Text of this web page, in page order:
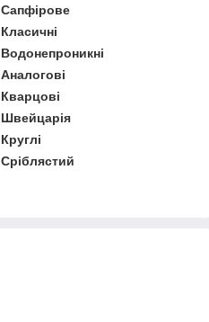
Сапфірове
Класичні
Водонепроникні
Аналогові
Кварцові
Швейцарія
Круглі
Сріблястий